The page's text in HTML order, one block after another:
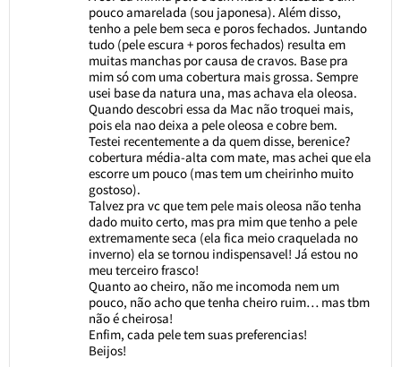
pouco amarelada (sou japonesa). Além disso,
tenho a pele bem seca e poros fechados. Juntando
tudo (pele escura + poros fechados) resulta em
muitas manchas por causa de cravos. Base pra
mim só com uma cobertura mais grossa. Sempre
usei base da natura una, mas achava ela oleosa.
Quando descobri essa da Mac não troquei mais,
pois ela nao deixa a pele oleosa e cobre bem.
Testei recentemente a da quem disse, berenice?
cobertura média-alta com mate, mas achei que ela
escorre um pouco (mas tem um cheirinho muito
gostoso).
Talvez pra vc que tem pele mais oleosa não tenha
dado muito certo, mas pra mim que tenho a pele
extremamente seca (ela fica meio craquelada no
inverno) ela se tornou indispensavel! Já estou no
meu terceiro frasco!
Quanto ao cheiro, não me incomoda nem um
pouco, não acho que tenha cheiro ruim… mas tbm
não é cheirosa!
Enfim, cada pele tem suas preferencias!
Beijos!